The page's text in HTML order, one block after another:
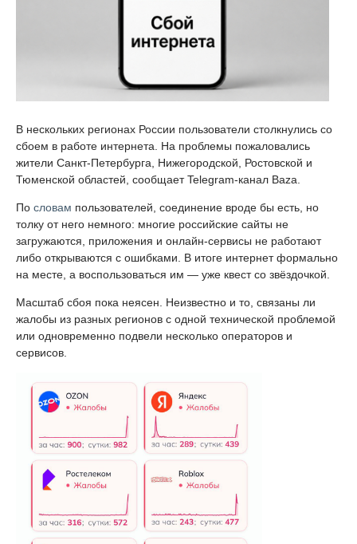
В нескольких регионах России пользователи столкнулись со
сбоем в работе интернета. На проблемы пожаловались
жители Санкт-Петербурга, Нижегородской, Ростовской и
Тюменской областей, сообщает Telegram-канал Baza.
По словам пользователей, соединение вроде бы есть, но
толку от него немного: многие российские сайты не
загружаются, приложения и онлайн-сервисы не работают
либо открываются с ошибками. В итоге интернет формально
на месте, а воспользоваться им — уже квест со звёздочкой.
Масштаб сбоя пока неясен. Неизвестно и то, связаны ли
жалобы из разных регионов с одной технической проблемой
или одновременно подвели несколько операторов и
сервисов.